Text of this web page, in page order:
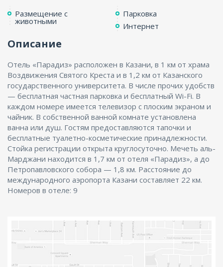
Размещение с
животными
Парковка
Интернет
Описание
Отель «Парадиз» расположен в Казани, в 1 км от храма
Воздвижения Святого Креста и в 1,2 км от Казанского
государственного университета. В числе прочих удобств
— бесплатная частная парковка и бесплатный Wi-Fi. В
каждом номере имеется телевизор с плоским экраном и
чайник. В собственной ванной комнате установлена
ванна или душ. Гостям предоставляются тапочки и
бесплатные туалетно-косметические принадлежности.
Стойка регистрации открыта круглосуточно. Мечеть аль-
Марджани находится в 1,7 км от отеля «Парадиз», а до
Петропавловского собора — 1,8 км. Расстояние до
международного аэропорта Казани составляет 22 км.
Номеров в отеле: 9